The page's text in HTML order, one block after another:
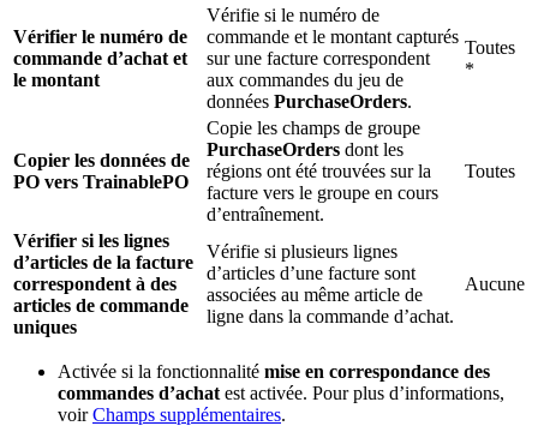
Vérifier le numéro de
commande d’achat et
le montant
Vérifie si le numéro de
commande et le montant capturés
sur une facture correspondent
aux commandes du jeu de
données PurchaseOrders.
Toutes
*
Copier les données de
PO vers TrainablePO
Copie les champs de groupe
PurchaseOrders dont les
régions ont été trouvées sur la
facture vers le groupe en cours
d’entraînement.
Toutes
Vérifier si les lignes
d’articles de la facture
correspondent à des
articles de commande
uniques
Vérifie si plusieurs lignes
d’articles d’une facture sont
associées au même article de
ligne dans la commande d’achat.
Aucune
Activée si la fonctionnalité mise en correspondance des
commandes d’achat est activée. Pour plus d’informations,
voirChamps supplémentaires.